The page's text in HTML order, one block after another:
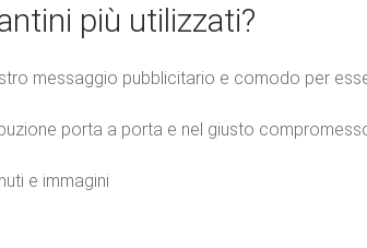
più utilizzati?
messaggio pubblicitario e comodo per
porta a porta e nel giusto
e immagini